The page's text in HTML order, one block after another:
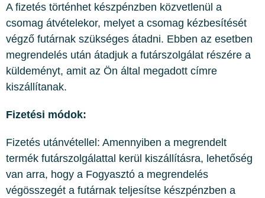
A fizetés történhet készpénzben közvetlenül a
csomag átvételekor, melyet a csomag kézbesítését
végző futárnak szükséges átadni. Ebben az esetben
megrendelés után átadjuk a futárszolgálat részére a
küldeményt, amit az Ön által megadott címre
kiszállítanak.
Fizetési módok:
Fizetés utánvétellel: Amennyiben a megrendelt
termék futárszolgálattal kerül kiszállításra, lehetőség
van arra, hogy a Fogyasztó a megrendelés
végösszegét a futárnak teljesítse készpénzben a